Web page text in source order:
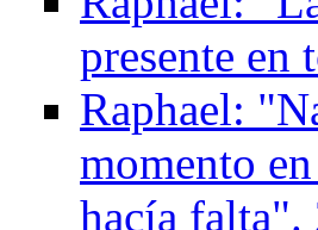
presente en
Raphael:
momento
hacía falta".